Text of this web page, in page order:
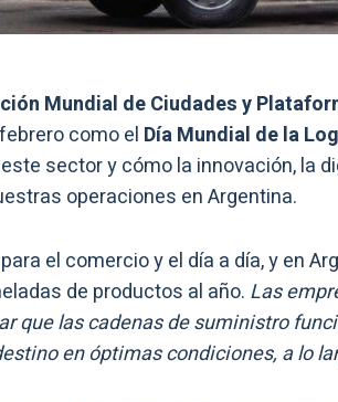
Mundial de Ciudades y
como el Día Mundial de la
sector y cómo la innovación, la
operaciones en Argentina.
el comercio y el día a día, y en
de productos al año. Las
que las cadenas de suministro
en óptimas condiciones, a lo